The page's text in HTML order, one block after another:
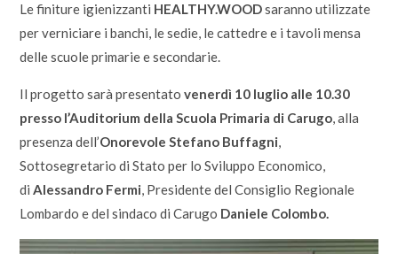
Le finiture igienizzanti HEALTHY.WOODsaranno utilizzate
per verniciare i banchi, le sedie, le cattedre e i tavoli mensa
delle scuole primarie e secondarie.
Il progetto sarà presentatovenerdì 10 luglio alle 10.30
presso l’Auditorium della Scuola Primaria di Carugo, alla
presenza dell’Onorevole Stefano Buffagni,
Sottosegretario di Stato per lo Sviluppo Economico,
diAlessandro Fermi, Presidente del Consiglio Regionale
Lombardo e del sindaco di Carugo Daniele Colombo.